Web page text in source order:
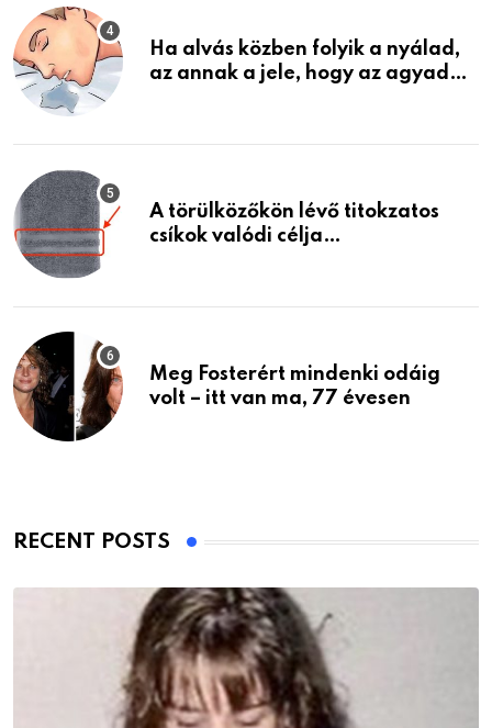
Ha alvás közben folyik a nyálad,
az annak a jele, hogy az agyad…
A törülközőkön lévő titokzatos
csíkok valódi célja…
Meg Fosterért mindenki odáig
volt – itt van ma, 77 évesen
RECENT POSTS